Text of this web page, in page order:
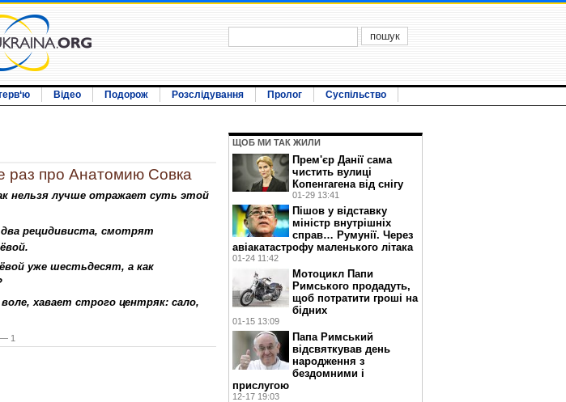
Відео Подорож Розслідування Пролог Суспільство
про Анатомию Совка
нельзя лучше отражает суть этой
рецидивиста, смотрят
уже шестьдесят, а как
хавает строго центряк: сало,
— 1
ЩОБ МИ ТАК ЖИЛИ
Прем'єр Данії сама
чистить вулиці
Копенгагена від снігу
01-29 13:41
Пішов у відставку
міністр внутрішніх
справ… Румунії. Через
авіакатастрофу маленького літака
01-24 11:42
Мотоцикл Папи
Римського продадуть,
щоб потратити гроші на
бідних
01-15 13:09
Папа Римський
відсвяткував день
народження з
бездомними і
прислугою
12-17 19:03